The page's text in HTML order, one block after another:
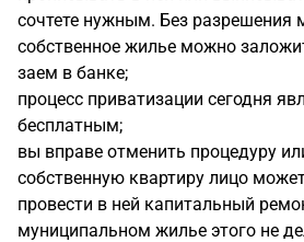
сочтете нужным. Без разрешения
собственное жилье можно
заем в банке;
процесс приватизации сегодня
бесплатным;
вы вправе отменить процедуру
собственную квартиру лицо
провести в ней капитальный
муниципальном жилье этого не